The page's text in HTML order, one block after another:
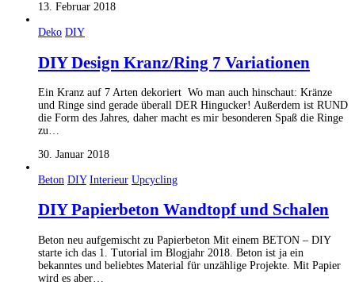
13. Februar 2018
Deko DIY
DIY Design Kranz/Ring 7 Variationen
Ein Kranz auf 7 Arten dekoriert Wo man auch hinschaut: Kränze
und Ringe sind gerade überall DER Hingucker! Außerdem ist RUND
die Form des Jahres, daher macht es mir besonderen Spaß die Ringe
zu…
30. Januar 2018
Beton DIY Interieur Upcycling
DIY Papierbeton Wandtopf und Schalen
Beton neu aufgemischt zu Papierbeton Mit einem BETON – DIY
starte ich das 1. Tutorial im Blogjahr 2018. Beton ist ja ein
bekanntes und beliebtes Material für unzählige Projekte. Mit Papier
wird es aber…